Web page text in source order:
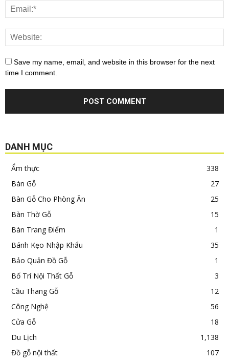
Save my name, email, and website in this browser for the next
time I comment.
DANH MỤC
Ẩm thực
338
Bàn Gỗ
27
Bàn Gỗ Cho Phòng Ăn
25
Bàn Thờ Gỗ
15
Bàn Trang Điểm
1
Bánh Kẹo Nhập Khẩu
35
Bảo Quản Đồ Gỗ
1
Bố Trí Nội Thất Gỗ
3
Cầu Thang Gỗ
12
Công Nghệ
56
Cửa Gỗ
18
Du Lịch
1,138
Đồ gỗ nội thất
107